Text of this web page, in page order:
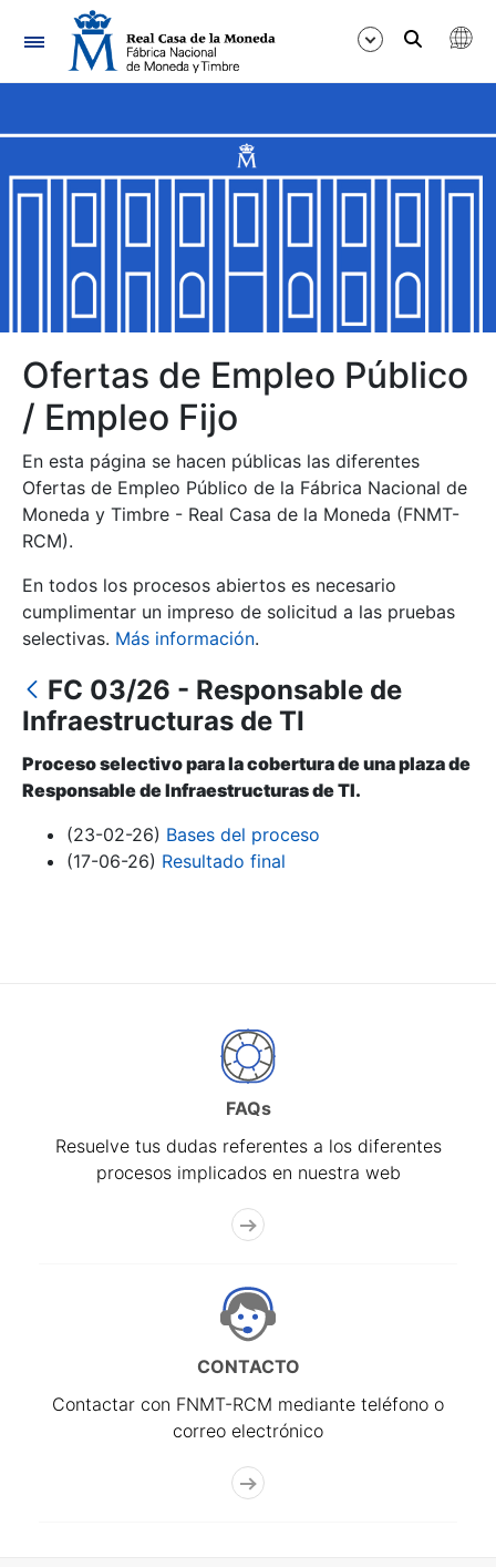
Navegación
Mostrar/Ocultar
Mostrar/Ocultar
Mostrar/Ocultar
Mostrar/Ocultar
Mostrar/Ocultar
Mostrar/Ocultar
Ofertas de Empleo Público
/ Empleo Fijo
En esta página se hacen públicas las diferentes
Ofertas de Empleo Público de la Fábrica Nacional de
Moneda y Timbre - Real Casa de la Moneda (FNMT-
RCM).
En todos los procesos abiertos es necesario
cumplimentar un impreso de solicitud a las pruebas
selectivas. Más información.
FC 03/26 - Responsable de
Infraestructuras de TI
Proceso selectivo para la cobertura de una plaza de
Responsable de Infraestructuras de TI.
(23-02-26) Bases del proceso
(17-06-26) Resultado final
FAQs
Resuelve tus dudas referentes a los diferentes
procesos implicados en nuestra web
CONTACTO
Contactar con FNMT-RCM mediante teléfono o
correo electrónico